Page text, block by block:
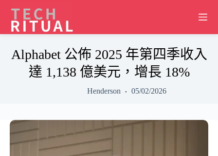
content
Alphabet 公佈 2025 年第四季收入
達 1,138 億美元，增長 18%
Henderson 05/02/2026